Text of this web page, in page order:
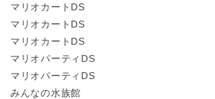
マリオカートDS
マリオカートDS
マリオカートDS
マリオパーティDS
マリオパーティDS
みんなの水族館